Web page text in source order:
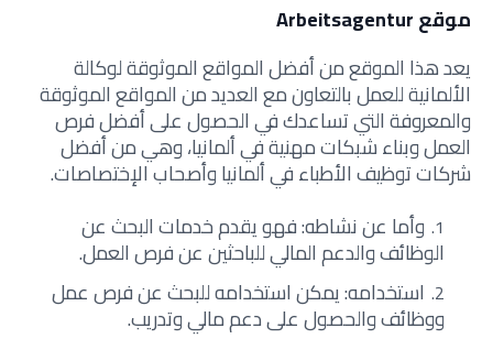
موقع Arbeitsagentur
يعد هذا الموقع من أفضل المواقع الموثوقة لوكالة
الألمانية للعمل بالتعاون مع العديد من المواقع الموثوقة
والمعروفة التي تساعدك في الحصول على أفضل فرص
العمل وبناء شبكات مهنية في ألمانيا، وهي من أفضل
شركات توظيف الأطباء في ألمانيا وأصحاب الإختصاصات.
وأما عن نشاطه: فهو يقدم خدمات البحث عن
الوظائف والدعم المالي للباحثين عن فرص العمل.
استخدامه: يمكن استخدامه للبحث عن فرص عمل
ووظائف والحصول على دعم مالي وتدريب.